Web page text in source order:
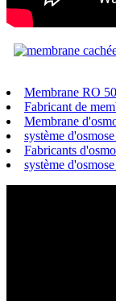
Membrane RO
Fabricant de
Membrane
système
Fabricants
système